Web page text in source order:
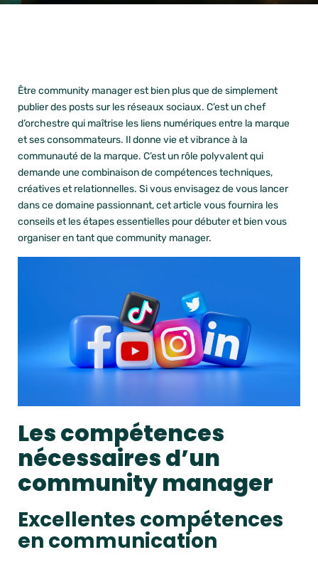
Être community manager est bien plus que de simplement
publier des posts sur les réseaux sociaux. C’est un chef
d’orchestre qui maîtrise les liens numériques entre la marque
et ses consommateurs. Il donne vie et vibrance à la
communauté de la marque. C’est un rôle polyvalent qui
demande une combinaison de compétences techniques,
créatives et relationnelles. Si vous envisagez de vous lancer
dans ce domaine passionnant, cet article vous fournira les
conseils et les étapes essentielles pour débuter et bien vous
organiser en tant que community manager.
Les compétences
nécessaires d’un
community manager
Excellentes compétences
en communication